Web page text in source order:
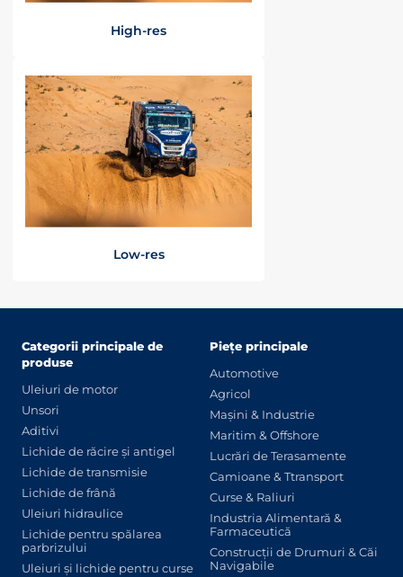
High-res
Low-res
Categorii principale de
produse
Uleiuri de motor
Unsori
Aditivi
Lichide de răcire și antigel
Lichide de transmisie
Lichide de frână
Uleiuri hidraulice
Lichide pentru spălarea
parbrizului
Uleiuri și lichide pentru curse
Piețe principale
Automotive
Agricol
Mașini & Industrie
Maritim & Offshore
Lucrări de Terasamente
Camioane & Ttransport
Curse & Raliuri
Industria Alimentară &
Farmaceutică
Construcții de Drumuri & Căi
Navigabile